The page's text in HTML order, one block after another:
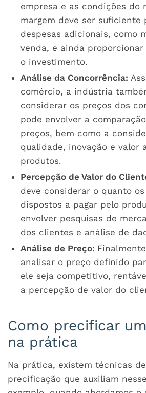
empresa e as condições do
margem deve ser suficiente
despesas adicionais, como
venda, e ainda
o investimento.
Análise da Concorrência:
comércio, a indústria
considerar os preços dos
pode envolver a
preços, bem como a
qualidade, inovação e valor
produtos.
Percepção de Valor do
deve considerar o quanto
dispostos a pagar pelo
envolver pesquisas de
dos clientes e análise de
Análise de Preço:
analisar o preço definido
ele seja competitivo,
a percepção de valor do
Como precificar
na prática
Na prática, existem técnicas
precificação que auxiliam